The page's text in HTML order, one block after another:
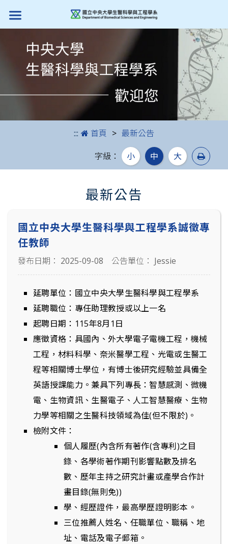
::: 首頁 最新公告
字級： 小 中 大 列印
最新公告
國立中央大學生醫科學與工程學系誠徵專
任教師
發布日期： 2025-09-08 公告單位： Jessie
延聘單位：國立中央大學生醫科學與工程學系
延聘職位：專任助理教授或以上一名
起聘日期：115年8月1日
應徵資格：具國內、外大學電子電機工程，機械
工程，材料科學、奈米醫學工程、光電或生醫工
程等相關博士學位，有博士後研究經驗並具備全
英語授課能力。兼具下列專長：智慧感測、微機
電、生物資訊、生醫電子、人工智慧醫療、生物
力學等相關之生醫科技領域為佳(但不限於)。
檢附文件：
個人履歷(內含所有著作(含專利)之目
錄、各學術著作期刊影響點數及排名
數、歷年主持之研究計畫或產學合作計
畫目錄(無則免))
學、經歷證件，最高學歷證明影本。
三位推薦人姓名、任職單位、職稱、地
址、電話及電子郵箱。